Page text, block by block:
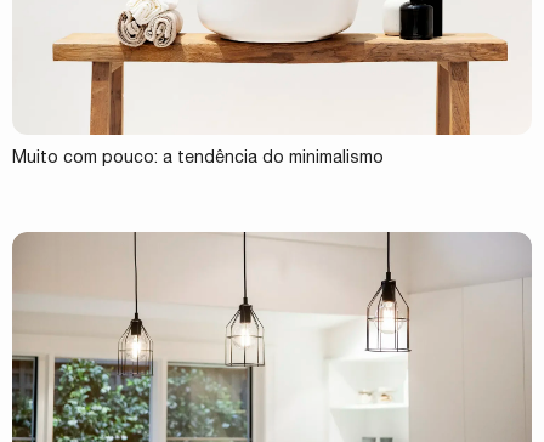
Muito com pouco: a tendência do minimalismo